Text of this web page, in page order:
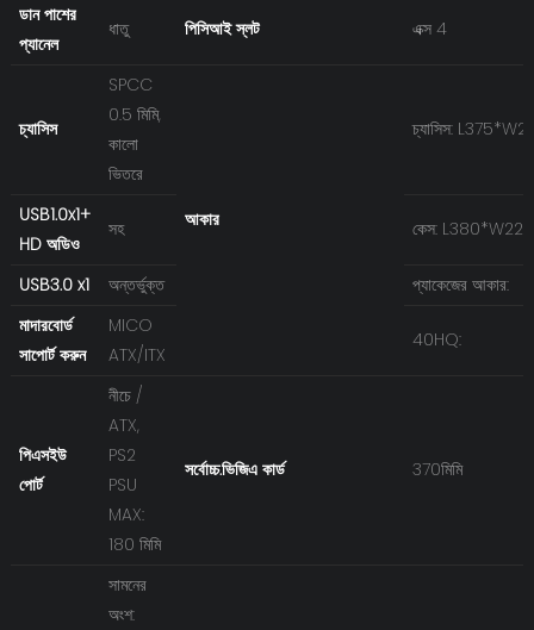
ডান পাশের
প্যানেল
ধাতু পিসিআই স্লট এক্স 4
চ্যাসিস
SPCC
0.5 মিমি,
কালো
ভিতরে
আকার
চ্যাসিস:
USB1.0x1+
HD অডিও
সহ কেস:
USB3.0 x1 অন্তর্ভুক্ত
প্যাকেজের আকার:
মাদারবোর্ড
সাপোর্ট করুন
MICO
ATX/ITX
40HQ:
পিএসইউ
পোর্ট
নীচে /
ATX,
PS2
PSU
MAX:
180 মিমি
সর্বোচ্চ.ভিজিএ কার্ড 370মিমি
সামনের
অংশ: